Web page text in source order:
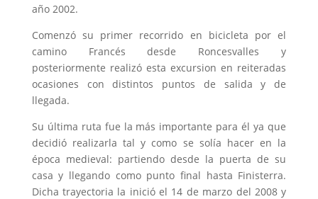
año 2002.
Comenzó su primer recorrido en bicicleta por el
camino Francés desde Roncesvalles y
posteriormente realizó esta excursion en reiteradas
ocasiones con distintos puntos de salida y de
llegada.
Su última ruta fue la más importante para él ya que
decidió realizarla tal y como se solía hacer en la
época medieval: partiendo desde la puerta de su
casa y llegando como punto final hasta Finisterra.
Dicha trayectoria la inició el 14 de marzo del 2008 y